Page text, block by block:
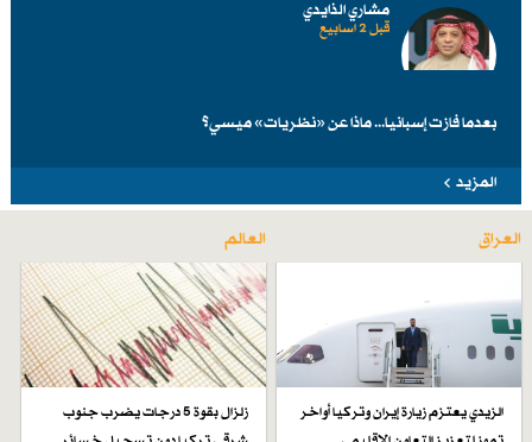
مشاري الذايدي
قبل 2 اسابیع
بعدما فازت إسبانيا... ماذا عن «نظريات» ميسي؟
المزيد
العراق
الزيدي يعتزم زيارة إيران وتركيا أواخر
العالم
زلزال بقوة 5 درجات يضرب جنوب